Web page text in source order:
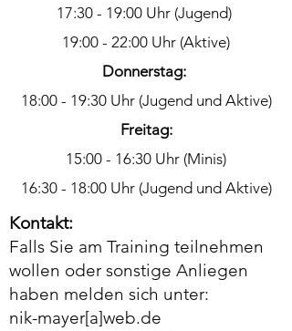
17:30 - 19:00 Uhr (Jugend)
19:00 - 22:00 Uhr (Aktive)
Donnerstag:
18:00 - 19:30 Uhr (Jugend und Aktive)
Freitag:
15:00 - 16:30 Uhr (Minis)
16:30 - 18:00 Uhr (Jugend und Aktive)
Kontakt:
Falls Sie am Training teilnehmen
wollen oder sonstige Anliegen
haben melden sich unter:
nik-mayer[a]web.de